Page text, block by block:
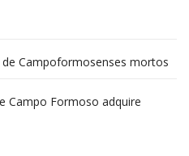
Campoformosenses mortos
em desabamentos são
Campo Formoso adquire